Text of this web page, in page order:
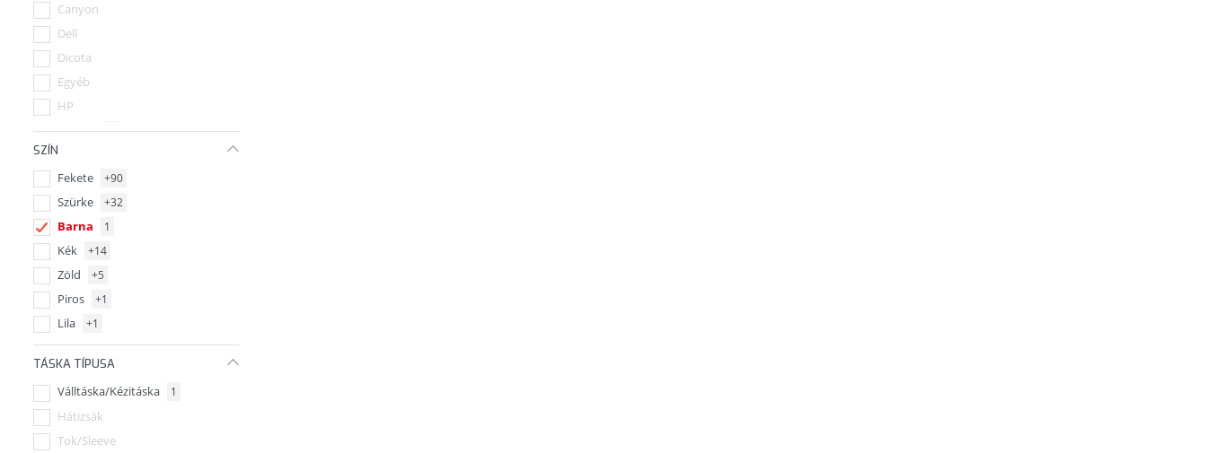
Canyon
Dell
Dicota
Egyéb
HP
Lenovo
1
Targus
Tucano
SZÍN
Fekete +90
Szürke +32
Barna 1
Kék +14
Zöld +5
Piros +1
Lila +1
TÁSKA TÍPUSA
Válltáska/Kézitáska 1
Hátizsák
Tok/Sleeve